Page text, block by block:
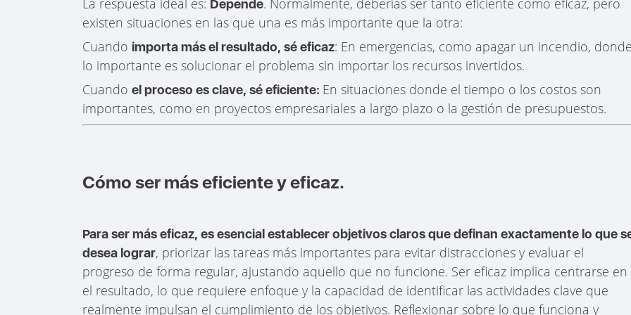
La respuesta ideal es: Depende. Normalmente, deberías ser tanto eficiente como eficaz, pero
existen situaciones en las que una es más importante que la otra:
Cuando importa más el resultado, sé eficaz: En emergencias, como apagar un incendio,
lo importante es solucionar el problema sin importar los recursos invertidos.
Cuandoel proceso es clave, sé eficiente: En situaciones donde el tiempo o los costos son
importantes, como en proyectos empresariales a largo plazo o la gestión de presupuestos.
Cómo ser más eficiente y eficaz.
Para ser más eficaz, es esencial establecer objetivos claros que definan exactamente lo que
desea lograr, priorizar las tareas más importantes para evitar distracciones y evaluar el
progreso de forma regular, ajustando aquello que no funcione. Ser eficaz implica centrarse en
el resultado, lo que requiere enfoque y la capacidad de identificar las actividades clave que
realmente impulsan el cumplimiento de los objetivos. Reflexionar sobre lo que funciona y